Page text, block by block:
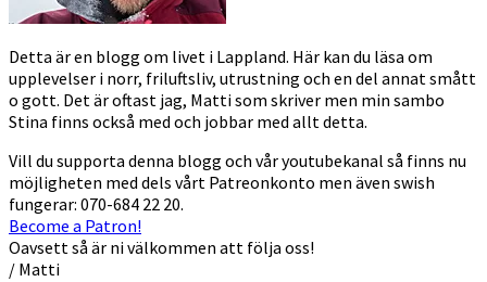
Detta är en blogg om livet i Lappland. Här kan du läsa om
upplevelser i norr, friluftsliv, utrustning och en del annat smått
o gott. Det är oftast jag, Matti som skriver men min sambo
Stina finns också med och jobbar med allt detta.
Vill du supporta denna blogg och vår youtubekanal så finns nu
möjligheten med dels vårt Patreonkonto men även swish
fungerar: 070-684 22 20.
Become a Patron!
Oavsett så är ni välkommen att följa oss!
/ Matti